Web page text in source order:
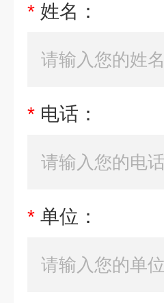
* 姓名：
* 电话：
* 单位：